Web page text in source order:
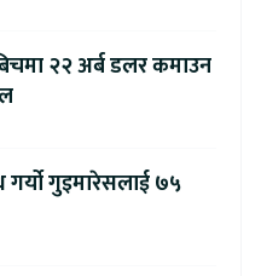
२२ अर्ब डलर कमाउन
गुइमारेसलाई ७५